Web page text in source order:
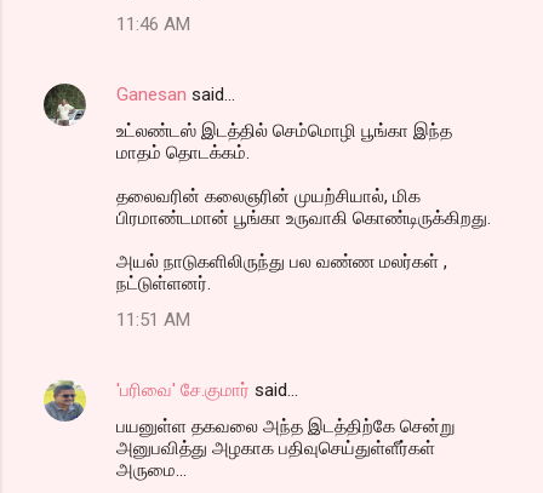
11:46 AM
Ganesan said…
உட்லண்டஸ் இடத்தில் செம்மொழி பூங்கா இந்த
மாதம் தொடக்கம்.
தலைவரின் கலைஞரின் முயற்சியால், மிக
பிரமாண்டமான் பூங்கா உருவாகி கொண்டிருக்கிறது.
அயல் நாடுகளிலிருந்து பல வண்ண மலர்கள் ,
நட்டுள்ளனர்.
11:51 AM
'பரிவை' சே.குமார் said…
பயனுள்ள தகவலை அந்த இடத்திற்கே சென்று
அனுபவித்து அழகாக பதிவுசெய்துள்ளீர்கள்
அருமை...